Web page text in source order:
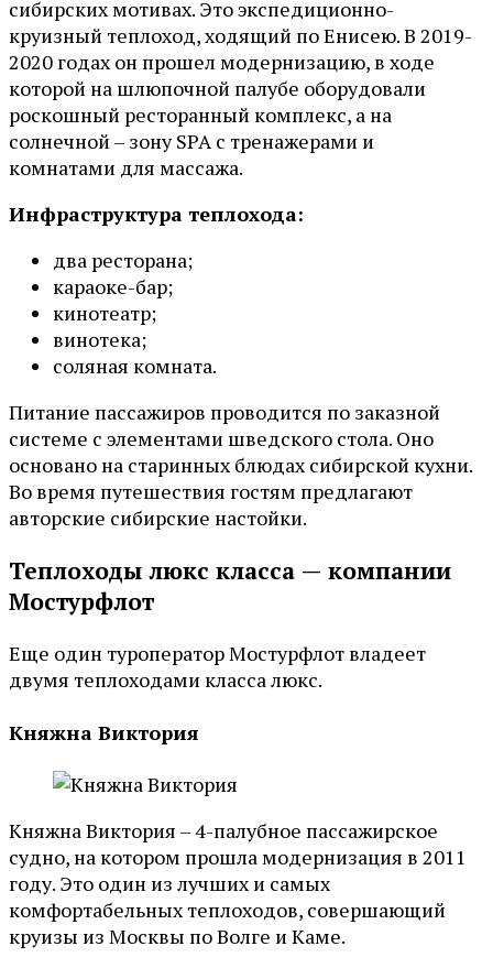
сибирских мотивах. Это экспедиционно-
круизный теплоход, ходящий по Енисею. В 2019-
2020 годах он прошел модернизацию, в ходе
которой на шлюпочной палубе оборудовали
роскошный ресторанный комплекс, а на
солнечной – зону SPA с тренажерами и
комнатами для массажа.
Инфраструктура теплохода:
два ресторана;
караоке-бар;
кинотеатр;
винотека;
соляная комната.
Питание пассажиров проводится по заказной
системе с элементами шведского стола. Оно
основано на старинных блюдах сибирской кухни.
Во время путешествия гостям предлагают
авторские сибирские настойки.
Теплоходы люкс класса — компании
Мостурфлот
Еще один туроператор Мостурфлот владеет
двумя теплоходами класса люкс.
Княжна Виктория
Княжна Виктория – 4-палубное пассажирское
судно, на котором прошла модернизация в 2011
году. Это один из лучших и самых
комфортабельных теплоходов, совершающий
круизы из Москвы по Волге и Каме.